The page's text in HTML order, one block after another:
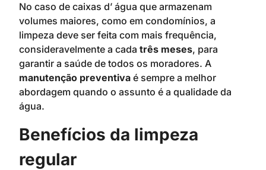
No caso de caixas d’ água que armazenam
volumes maiores, como em condomínios, a
limpeza deve ser feita com mais frequência,
consideravelmente a cada três meses, para
garantir a saúde de todos os moradores. A
manutenção preventiva é sempre a melhor
abordagem quando o assunto é a qualidade da
água.
Benefícios da limpeza
regular